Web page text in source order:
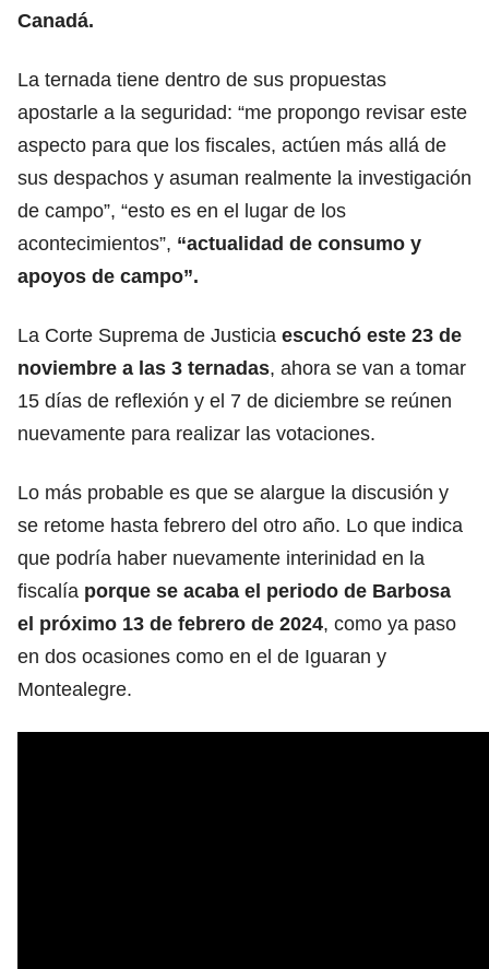
Canadá.
La ternada tiene dentro de sus propuestas
apostarle a la seguridad: “me propongo revisar este
aspecto para que los fiscales, actúen más allá de
sus despachos y asuman realmente la investigación
de campo”, “esto es en el lugar de los
acontecimientos”, “actualidad de consumo y
apoyos de campo”.
La Corte Suprema de Justicia escuchó este 23 de
noviembre a las 3 ternadas, ahora se van a tomar
15 días de reflexión y el 7 de diciembre se reúnen
nuevamente para realizar las votaciones.
Lo más probable es que se alargue la discusión y
se retome hasta febrero del otro año. Lo que indica
que podría haber nuevamente interinidad en la
fiscalía porque se acaba el periodo de Barbosa
el próximo 13 de febrero de 2024, como ya paso
en dos ocasiones como en el de Iguaran y
Montealegre.